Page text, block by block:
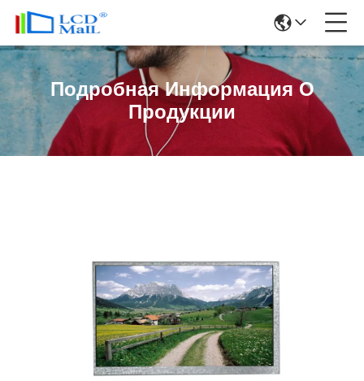
Подробная Информация О
Продукции